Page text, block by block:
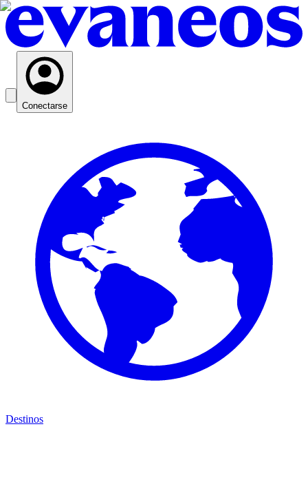
Conectarse
Destinos